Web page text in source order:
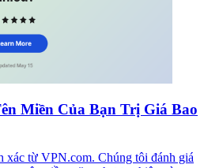
Miền Của Bạn Trị Giá Bao
xác từ VPN.com. Chúng tôi đánh giá